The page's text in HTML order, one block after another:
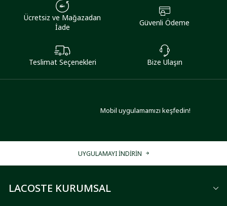
Ücretsiz ve Mağazadan
İade
Güvenli Ödeme
Teslimat Seçenekleri Bize Ulaşın
Mobil uygulamamızı keşfedin!
UYGULAMAYI İNDİRİN
LACOSTE KURUMSAL